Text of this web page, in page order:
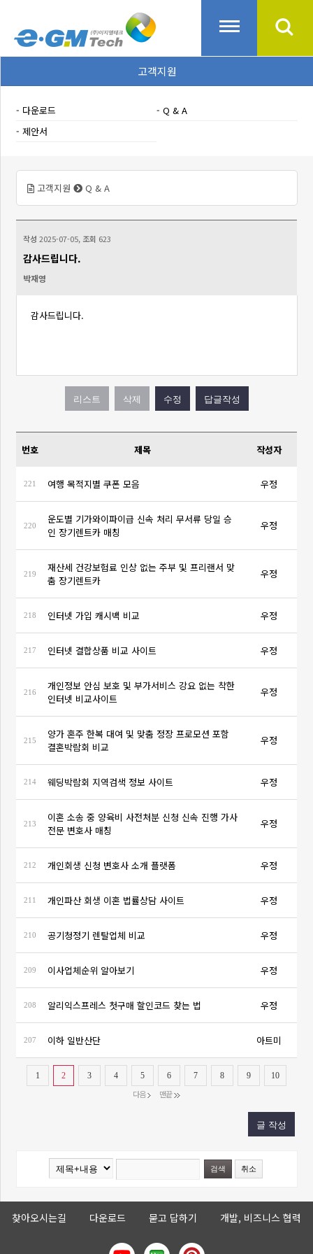
고객지원
다운로드
Q & A
제안서
고객지원 Q & A
작성 2025-07-05, 조회 623
감사드립니다.
박재영
감사드립니다.
번호 제목 작성자
221 여행 목적지별 쿠폰 모음 우정
220
운도별 기가와이파이급 신속 처리 무서류 당일 승
인 장기렌트카 매칭
우정
219
재산세 건강보험료 인상 없는 주부 및 프리랜서 맞
춤 장기렌트카
우정
218 인터넷 가입 캐시백 비교 우정
217 인터넷 결합상품 비교 사이트 우정
216
개인정보 안심 보호 및 부가서비스 강요 없는 착한
인터넷 비교사이트
우정
215
양가 혼주 한복 대여 및 맞춤 정장 프로모션 포함
결혼박람회 비교
우정
214 웨딩박람회 지역검색 정보 사이트 우정
213
이혼 소송 중 양육비 사전처분 신청 신속 진행 가사
전문 변호사 매칭
우정
212 개인회생 신청 변호사 소개 플랫폼 우정
211 개인파산 회생 이혼 법률상담 사이트 우정
210 공기청정기 렌탈업체 비교 우정
209 이사업체순위 알아보기 우정
208 알리익스프레스 첫구매 할인코드 찾는 법 우정
207 이하 일반산단 아트미
1 2 3 4 5 6 7 8 9 10
다음 맨끝
찾아오시는길 다운로드 묻고 답하기 개발, 비즈니스 협력